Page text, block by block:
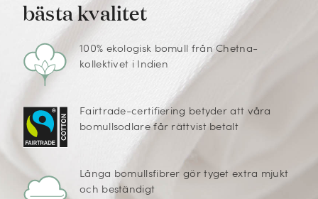
bästa kvalitet
100% ekologisk bomull från Chetna-
kollektivet i Indien
Fairtrade-certifiering betyder att våra
bomullsodlare får rättvist betalt
Långa bomullsfibrer gör tyget extra mjukt
och beständigt